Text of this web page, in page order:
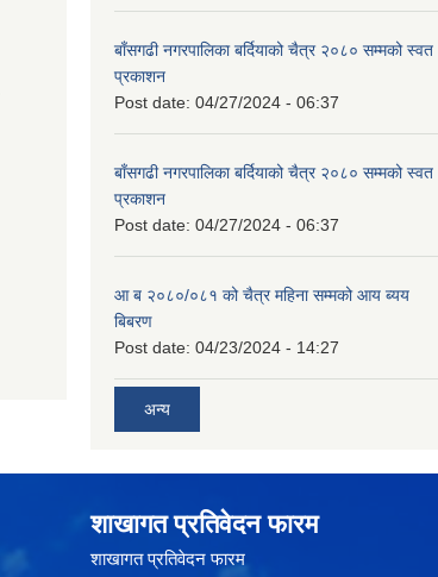
बाँसगढी नगरपालिका बर्दियाको चैत्र २०८० सम्मको स्वत
प्रकाशन
Post date: 04/27/2024 - 06:37
बाँसगढी नगरपालिका बर्दियाको चैत्र २०८० सम्मको स्वत
प्रकाशन
Post date: 04/27/2024 - 06:37
आ ब २०८०/०८१ को चैत्र महिना सम्मको आय ब्यय
बिबरण
Post date: 04/23/2024 - 14:27
अन्य
शाखागत प्रतिवेदन फारम
शाखागत प्रतिवेदन फारम